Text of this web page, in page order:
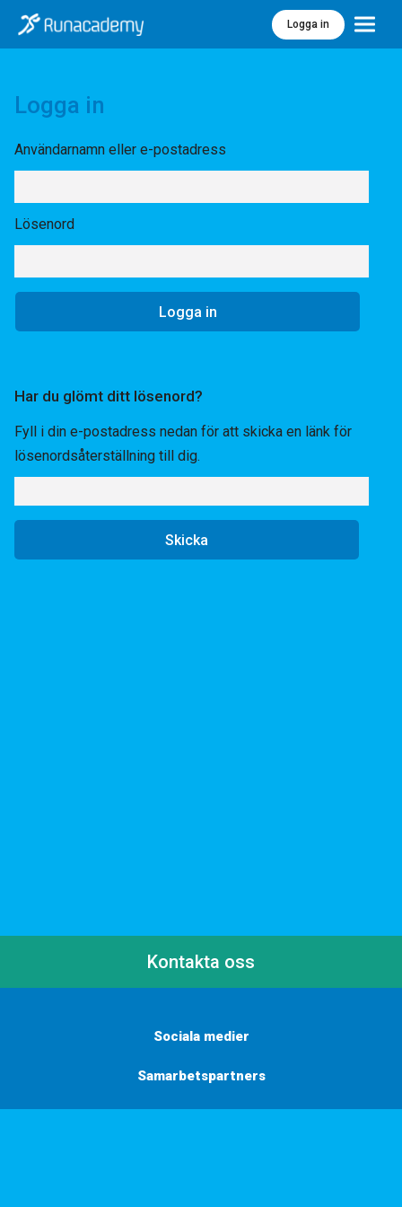
Logga in Meny
Logga in
Användarnamn eller e-postadress
Lösenord
Har du glömt ditt lösenord?
Fyll i din e-postadress nedan för att skicka en länk för
lösenordsåterställning till dig.
Kontakta oss
Sociala medier
Samarbetspartners